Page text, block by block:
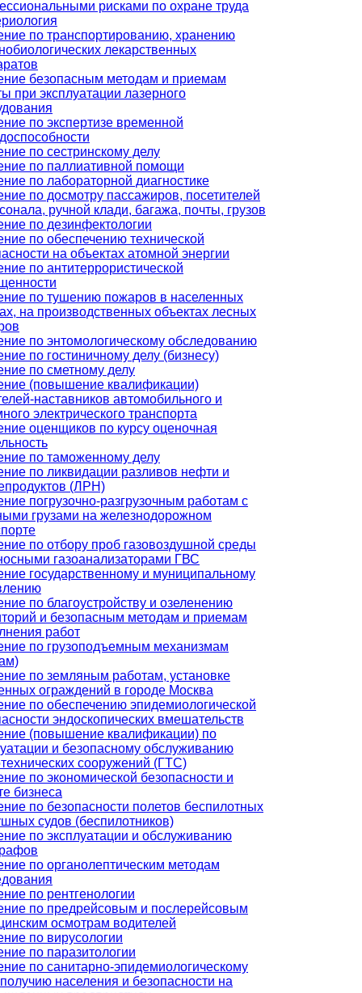
рисками по охране труда
по транспортированию, хранению
лекарственных
безопасным методам и приемам
при эксплуатации лазерного
по экспертизе временной
по сестринскому делу
по паллиативной помощи
по лабораторной диагностике
по досмотру пассажиров, посетителей
ручной клади, багажа, почты, грузов
по дезинфектологии
по обеспечению технической
на объектах атомной энергии
по антитеррористической
по тушению пожаров в населенных
на производственных объектах лесных
по энтомологическому обследованию
по гостиничному делу (бизнесу)
по сметному делу
(повышение квалификации)
наставников автомобильного и
электрического транспорта
оценщиков по курсу оценочная
по таможенному делу
по ликвидации разливов нефти и
(ЛРН)
погрузочно-разгрузочным работам с
грузами на железнодорожном
по отбору проб газовоздушной среды
газоанализаторами ГВС
государственному и муниципальному
по благоустройству и озеленению
и безопасным методам и приемам
работ
по грузоподъемным механизмам
по земляным работам, установке
ограждений в городе Москва
по обеспечению эпидемиологической
эндоскопических вмешательств
(повышение квалификации) по
и безопасному обслуживанию
сооружений (ГТС)
по экономической безопасности и
бизнеса
по безопасности полетов беспилотных
судов (беспилотников)
по эксплуатации и обслуживанию
по органолептическим методам
по рентгенологии
по предрейсовым и послерейсовым
осмотрам водителей
по вирусологии
по паразитологии
по санитарно-эпидемиологическому
населения и безопасности на